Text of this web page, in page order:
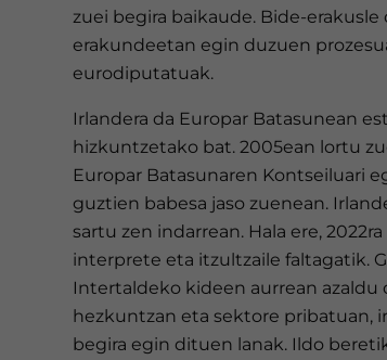
zuei begira baikaude. Bide-
erakundeetan egin duzuen
eurodiputatuak.
Irlandera da Europar Batasunean
hizkuntzetako bat. 2005ean lortu
Europar Batasunaren Kontseiluari
guztien babesa jaso zuenean.
sartu zen indarrean. Hala ere,
interprete eta itzultzaile faltagatik.
Intertaldeko kideen aurrean
hezkuntzan eta sektore pribatuan,
begira egin dituen lanak. Ildo